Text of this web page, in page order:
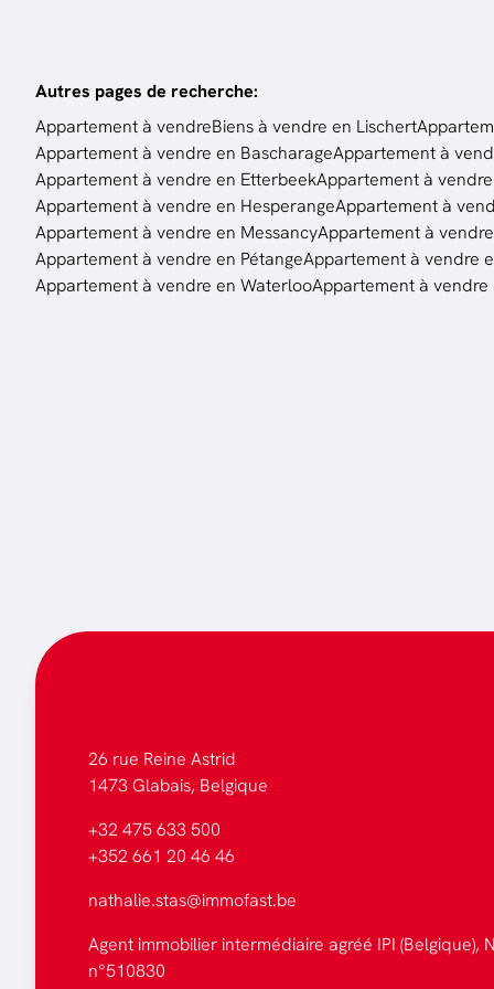
Autres pages de recherche:
Appartement à vendreBiens à vendre en Lischert
Appartement à vendre en BascharageAppartement à
Appartement à vendre en EtterbeekAppartement à
Appartement à vendre en HesperangeAppartement à
Appartement à vendre en MessancyAppartement à
Appartement à vendre en PétangeAppartement à vendre
Appartement à vendre en WaterlooAppartement à vendre
26 rue Reine Astrid
1473 Glabais, Belgique
+32 475 633 500
+352 661 20 46 46
nathalie.stas@immofast.be
Agent immobilier intermédiaire agréé IPI (Belgique),
n°510830